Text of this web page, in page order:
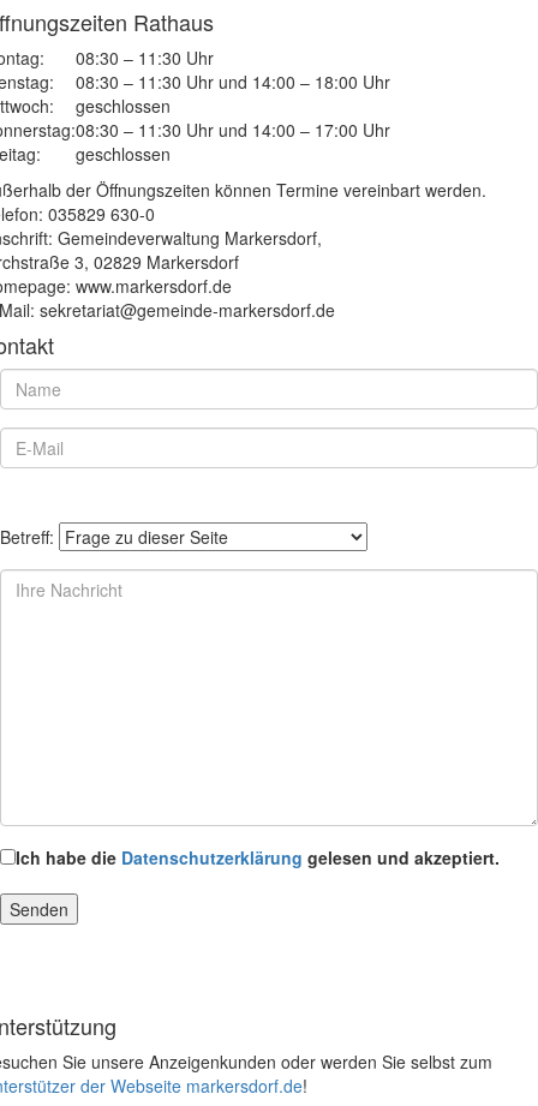
Rathaus
08:30 – 11:30 Uhr
08:30 – 11:30 Uhr und 14:00 – 18:00 Uhr
geschlossen
08:30 – 11:30 Uhr und 14:00 – 17:00 Uhr
geschlossen
der Öffnungszeiten können Termine vereinbart werden.
035829 630-0
Gemeindeverwaltung Markersdorf,
3, 02829 Markersdorf
www.markersdorf.de
sekretariat@gemeinde-markersdorf.de
Betreff:
Ich habe die Datenschutzerklärung gelesen und akzeptiert.
Sie unsere Anzeigenkunden oder werden Sie selbst zum
der Webseite markersdorf.de!